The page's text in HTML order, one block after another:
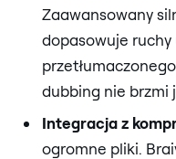
Zaawansowany
dopasowuje
dubbing nie brzmi
Integracja z
ogromne pliki.